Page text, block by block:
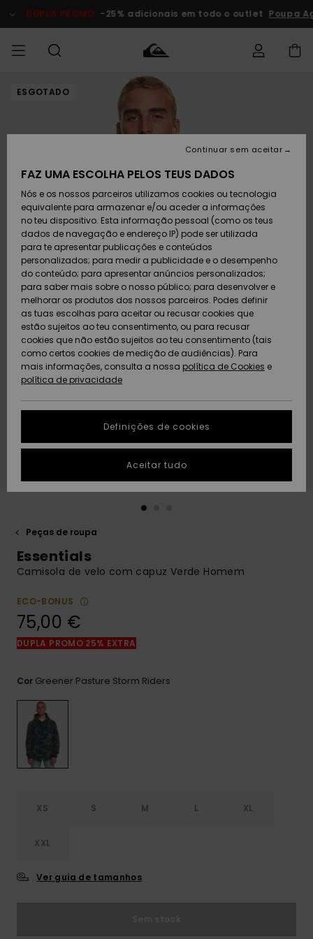
do
DUPLA PROMO -25% adicionais em todo o outlet Poupa
HOMEM Roupas
Calçado e
chinelos
Surfe/água
Snow
Artigos
recém-
chegados
Coleções
MENINO
Roupas
Calçado e
chinelos
Surfe/água
Neve
Artigos
recém-
chegados
Highlights
MULHER
Shop
chegados
Highlights
Snow
SURF
Surf Shop
Homem
Crianças
Highlights
Community
SNOW
Artigos
Neve
Homem
Artigos
Criança
Snow Shop
Feminino
Highlights
Community
DUPLA
PROMO
Outlet
Homem
Criança
Outlet
Mulher
AJUDA
Acede à tua
encomenda
Devoluções
Pagamento
Cartão
presente
Quiksilver
Freedom
Protecção de
dados
Guia de
tamanhos
conversa para
obteres a
resposta mais
rápida à tua
Encontra
frequentes e o
contacto.
SUSTAINABILITY
PRESENTE
DESEJO
ESGOTADO
Peças de roupa
Essentials
Camisola de velo com capuz Verde Homem
ECO-BONUS
75,00 €
DUPLA PROMO 25% EXTRA
Cor Greener Pasture Storm Riders
XS S M L XL
XXL
Ver guia de tamanhos
FAZ UMA ESCOLHA PELOS TEUS DADOS
Nós e os nossos parceiros utilizamos cookies ou tecnologia
equivalente para armazenar e/ou aceder a informações
no teu dispositivo. Esta informação pessoal (como os teus
dados de navegação e endereço IP) pode ser utilizada
para te apresentar publicações e conteúdos
personalizados; para medir a publicidade e o desempenho
do conteúdo; para apresentar anúncios personalizados;
para saber mais sobre o nosso público; para desenvolver e
melhorar os produtos dos nossos parceiros. Podes definir
as tuas escolhas para aceitar ou recusar cookies que
estão sujeitos ao teu consentimento, ou para recusar
cookies que não estão sujeitos ao teu consentimento (tais
como certos cookies de medição de audiências). Para
mais informações, consulta a nossa política de Cookies e
política de privacidade
Definições de cookies
Continuar sem aceitar
Aceitar tudo